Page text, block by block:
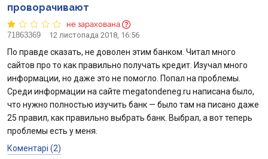
проворачивают
не зарахована
71863369
12 листопада 2018, 16:56
По правде сказать, не доволен этим банком. Читал много
сайтов про то как правильно получать кредит. Изучал много
информации, но даже это не помогло. Попал на проблемы.
Среди информации на сайте megatondeneg.ru написана было,
что нужно полностью изучить банк — было там на писано даже
25 правил, как правильно выбрать банк. Выбрал, а вот теперь
проблемы есть у меня.
Коментарі (2)